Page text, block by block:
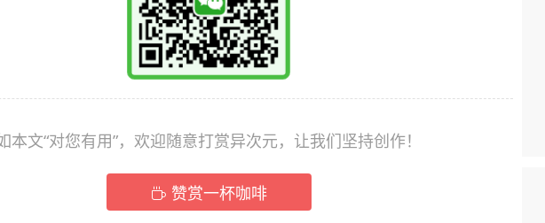
本文“对您有用”，欢迎随意打赏异次元，让我们坚持创作！
赞赏一杯咖啡